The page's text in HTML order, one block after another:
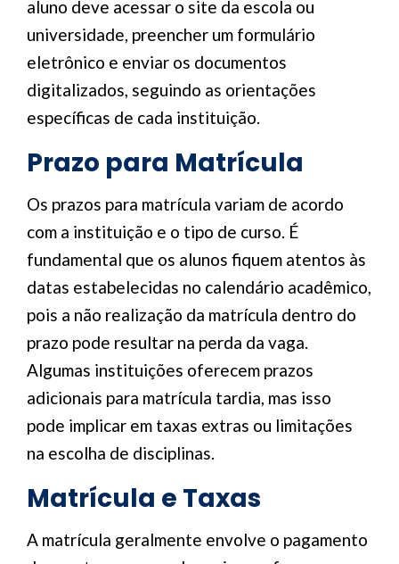
aluno deve acessar o site da escola ou
universidade, preencher um formulário
eletrônico e enviar os documentos
digitalizados, seguindo as orientações
específicas de cada instituição.
Prazo para Matrícula
Os prazos para matrícula variam de acordo
com a instituição e o tipo de curso. É
fundamental que os alunos fiquem atentos às
datas estabelecidas no calendário acadêmico,
pois a não realização da matrícula dentro do
prazo pode resultar na perda da vaga.
Algumas instituições oferecem prazos
adicionais para matrícula tardia, mas isso
pode implicar em taxas extras ou limitações
na escolha de disciplinas.
Matrícula e Taxas
A matrícula geralmente envolve o pagamento